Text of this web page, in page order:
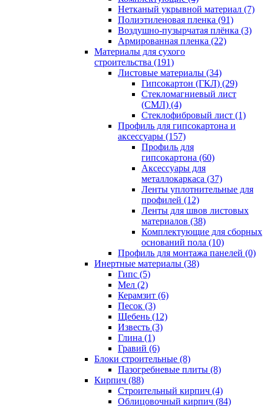
Нетканый укрывной материал (7)
Полиэтиленовая пленка (91)
Воздушно-пузырчатая плёнка (3)
Армированная пленка (22)
Материалы для сухого
строительства (191)
Листовые материалы (34)
Гипсокартон (ГКЛ) (29)
Стекломагниевый лист
(СМЛ) (4)
Cтеклофибровый лист (1)
Профиль для гипсокартона и
аксессуары (157)
Профиль для
гипсокартона (60)
Аксессуары для
металлокаркаса (37)
Ленты уплотнительные для
профилей (12)
Ленты для швов листовых
материалов (38)
Комплектующие для сборных
оснований пола (10)
Профиль для монтажа панелей (0)
Инертные материалы (38)
Гипс (5)
Мел (2)
Керамзит (6)
Песок (3)
Щебень (12)
Известь (3)
Глина (1)
Гравий (6)
Блоки строительные (8)
Пазогребневые плиты (8)
Кирпич (88)
Строительный кирпич (4)
Облицовочный кирпич (84)